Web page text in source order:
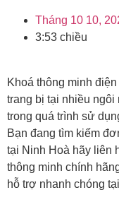
Tháng 10 10,
3:53 chiều
Khoá thông minh
trang bị tại nhiều
trong quá trình sử
Bạn đang tìm kiếm
tại Ninh Hoà hãy liên
thông minh chính
hỗ trợ nhanh chóng